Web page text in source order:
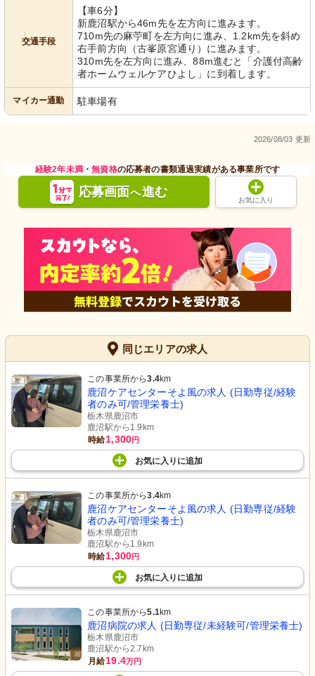
交通手段
【車6分】
新鹿沼駅から46m先を左方向に進みます。
710m先の麻苧町を左方向に進み、1.2km先を斜め
右手前方向（古峯原宮通り）に進みます。
310m先を左方向に進み、88m進むと「介護付高齢
者ホームウェルケアひよし」に到着します。
マイカー通勤 駐車場有
2026/08/03 更新
経験2年未満・無資格の応募者の書類通過実績がある事業所です
応募画面へ進む
お気に入り
同じエリアの求人
この事業所から3.4km
鹿沼ケアセンターそよ風の求人 (日勤専従/経験
者のみ可/管理栄養士)
栃木県鹿沼市
鹿沼駅から1.9km
時給1,300円
お気に入り に追加
この事業所から3.4km
鹿沼ケアセンターそよ風の求人 (日勤専従/経験
者のみ可/管理栄養士)
栃木県鹿沼市
鹿沼駅から1.9km
時給1,300円
お気に入り に追加
この事業所から5.1km
鹿沼病院の求人 (日勤専従/未経験可/管理栄養士)
栃木県鹿沼市
鹿沼駅から2.7km
月給19.4万円